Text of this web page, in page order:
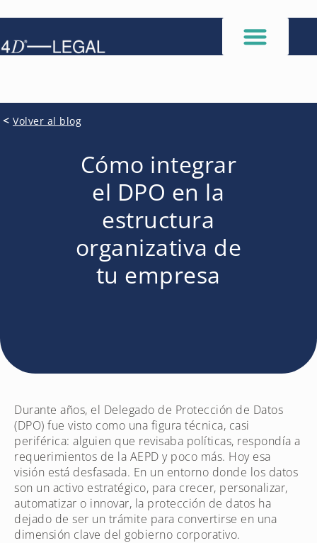
< Volver al blog
Cómo integrar
el DPO en la
estructura
organizativa de
tu empresa
Durante años, el Delegado de Protección de Datos
(DPO) fue visto como una figura técnica, casi
periférica: alguien que revisaba políticas, respondía a
requerimientos de la AEPD y poco más. Hoy esa
visión está desfasada. En un entorno donde los datos
son un activo estratégico, para crecer, personalizar,
automatizar o innovar, la protección de datos ha
dejado de ser un trámite para convertirse en una
dimensión clave del gobierno corporativo.